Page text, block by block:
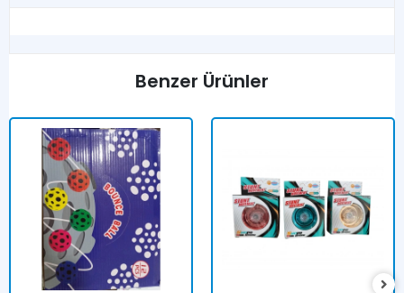
Benzer Ürünler